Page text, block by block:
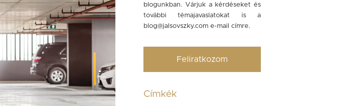
blogunkban. Várjuk a kérdéseket és
további témajavaslatokat is a
blog@jalsovszky.com e-mail címre.
Feliratkozom
Címkék